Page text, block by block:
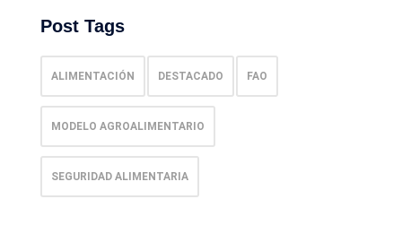
Post Tags
ALIMENTACIÓN DESTACADO FAO
MODELO AGROALIMENTARIO
SEGURIDAD ALIMENTARIA